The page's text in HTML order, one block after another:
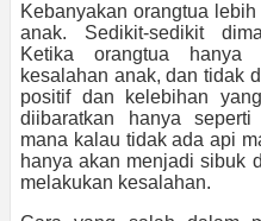
Kebanyakan orangtua
anak. Sedikit-sedikit
Ketika orangtua hanya
kesalahan anak, dan tidak
positif dan kelebihan
diibaratkan hanya
mana kalau tidak ada api
hanya akan menjadi sibuk
melakukan kesalahan.